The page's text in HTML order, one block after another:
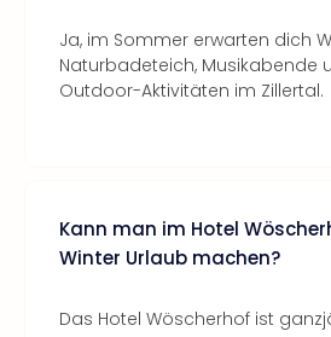
Ja, im Sommer erwarten dich
Naturbadeteich, Musikabende
Outdoor-Aktivitäten im Zillertal.
Kann man im Hotel
Winter Urlaub machen?
Das Hotel Wöscherhof ist